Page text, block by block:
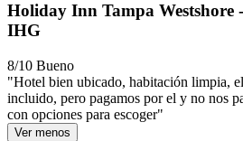
Holiday Inn Tampa
IHG
8/10 Bueno
"Hotel bien ubicado, habitación limpia,
incluido, pero pagamos por el y no nos
con opciones para escoger"
Ver menos